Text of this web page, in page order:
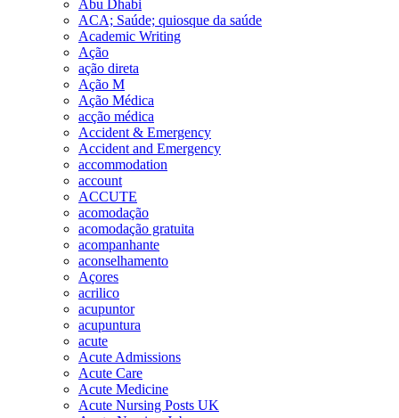
Abu Dhabi
ACA; Saúde; quiosque da saúde
Academic Writing
Ação
ação direta
Ação M
Ação Médica
acção médica
Accident & Emergency
Accident and Emergency
accommodation
account
ACCUTE
acomodação
acomodação gratuita
acompanhante
aconselhamento
Açores
acrilico
acupuntor
acupuntura
acute
Acute Admissions
Acute Care
Acute Medicine
Acute Nursing Posts UK